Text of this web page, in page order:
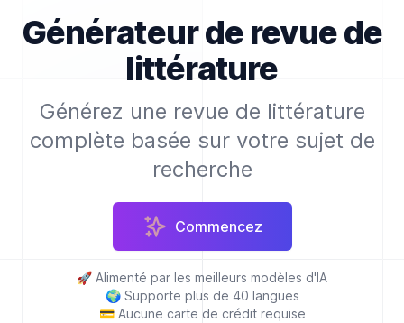
Générateur de revue de
littérature
Générez une revue de littérature
complète basée sur votre sujet de
recherche
Commencez
🚀 Alimenté par les meilleurs modèles d'IA
🌍 Supporte plus de 40 langues
💳 Aucune carte de crédit requise